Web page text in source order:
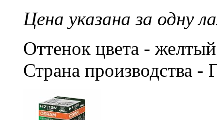
Цена указана за одну
Оттенок цвета -
Страна производства -